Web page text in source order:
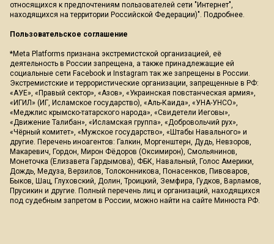
относящихся к предпочтениям пользователей сети "Интернет",
находящихся на территории Российской Федерации)". Подробнее.
Пользовательское соглашение
*Meta Platforms признана экстремистской организацией, её
деятельность в России запрещена, а также принадлежащие ей
социальные сети Facebook и Instagram так же запрещены в России.
Экстремистские и террористические организации, запрещенные в РФ:
«АУЕ», «Правый сектор», «Азов», «Украинская повстанческая армия»,
«ИГИЛ» (ИГ, Исламское государство), «Аль-Каида», «УНА-УНСО»,
«Меджлис крымско-татарского народа», «Свидетели Иеговы»,
«Движение Талибан», «Исламская группа», «Добровольчий рух»,
«Чёрный комитет», «Мужское государство», «Штабы Навального» и
другие. Перечень иноагентов: Галкин, Моргенштерн, Дудь, Невзоров,
Макаревич, Гордон, Мирон Фёдоров (Оксимирон), Смольянинов,
Монеточка (Елизавета Гардымова), ФБК, Навальный, Голос Америки,
Дождь, Медуза, Верзилов, Толоконникова, Понасенков, Пивоваров,
Быков, Шац, Глуховский, Долин, Троицкий, Земфира, Гудков, Варламов,
Прусикин и другие. Полный перечень лиц и организаций, находящихся
под судебным запретом в России, можно найти на сайте Минюста РФ.